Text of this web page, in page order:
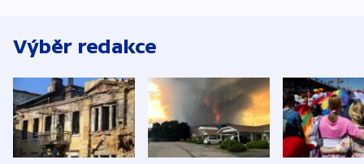
Výběr redakce